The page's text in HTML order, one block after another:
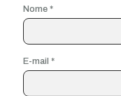
Nome *
E-mail *